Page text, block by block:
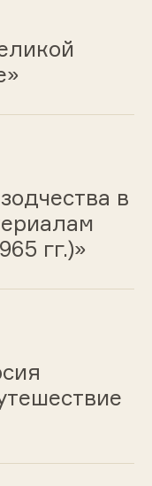
в
гг.)»